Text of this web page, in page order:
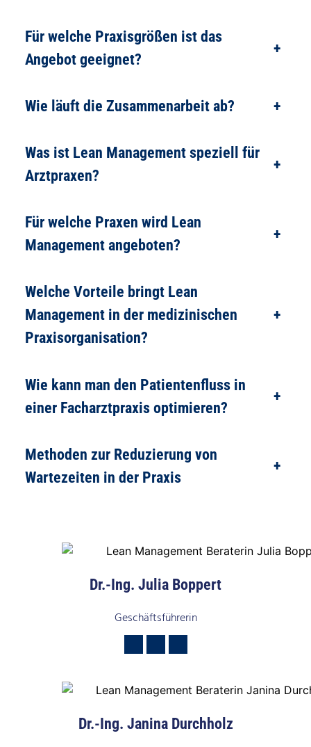
Für welche Praxisgrößen ist das
Angebot geeignet?
+
Wie läuft die Zusammenarbeit ab? +
Was ist Lean Management speziell für
Arztpraxen?
+
Für welche Praxen wird Lean
Management angeboten?
+
Welche Vorteile bringt Lean
Management in der medizinischen
Praxisorganisation?
+
Wie kann man den Patientenfluss in
einer Facharztpraxis optimieren?
+
Methoden zur Reduzierung von
Wartezeiten in der Praxis
+
Dr.-Ing. Julia Boppert
Geschäftsführerin
Dr.-Ing. Janina Durchholz